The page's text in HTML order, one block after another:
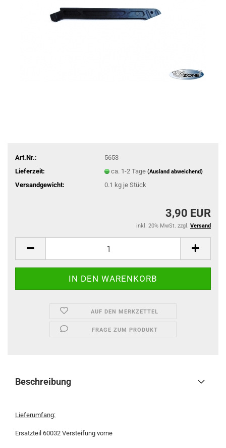
Art.Nr.:
5653
Lieferzeit:
ca. 1-2 Tage (Ausland abweichend)
Versandgewicht: 0.1 kg je Stück
3,90 EUR
inkl. 20% MwSt. zzgl. Versand
AUF DEN MERKZETTEL
FRAGE ZUM PRODUKT
Beschreibung
Lieferumfang:
Ersatzteil 60032 Versteifung vorne